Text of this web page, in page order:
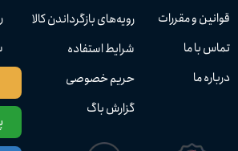
رویه‌های بازگرداندن کالا
شرایط استفاده
حریم خصوصی
گزارش باگ
قوانین و مقررات
تماس با ما
درباره ما